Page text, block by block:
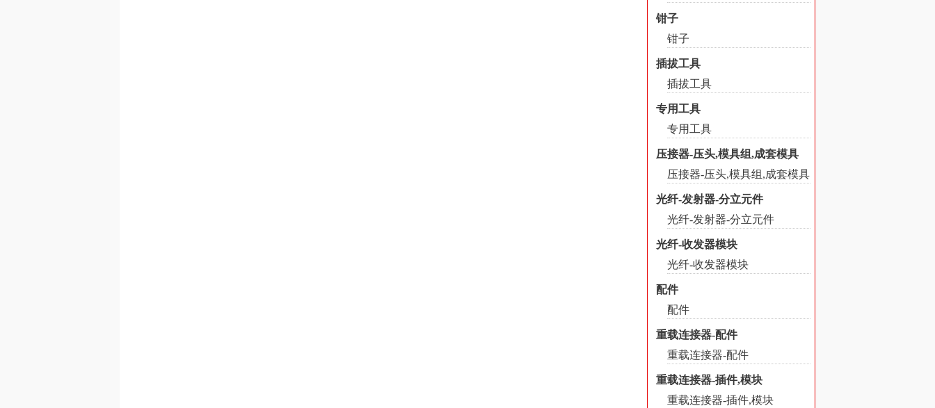
钳子
钳子
插拔工具
插拔工具
专用工具
专用工具
压接器-压头,模具组,成套模具
压接器-压头,模具组,成套模具
光纤-发射器-分立元件
光纤-发射器-分立元件
光纤-收发器模块
光纤-收发器模块
配件
配件
重载连接器-配件
重载连接器-配件
重载连接器-插件,模块
重载连接器-插件,模块